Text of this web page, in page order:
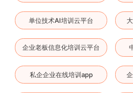
单位技术AI培训云平台
企业老板信息化培训云平台
私企企业在线培训app